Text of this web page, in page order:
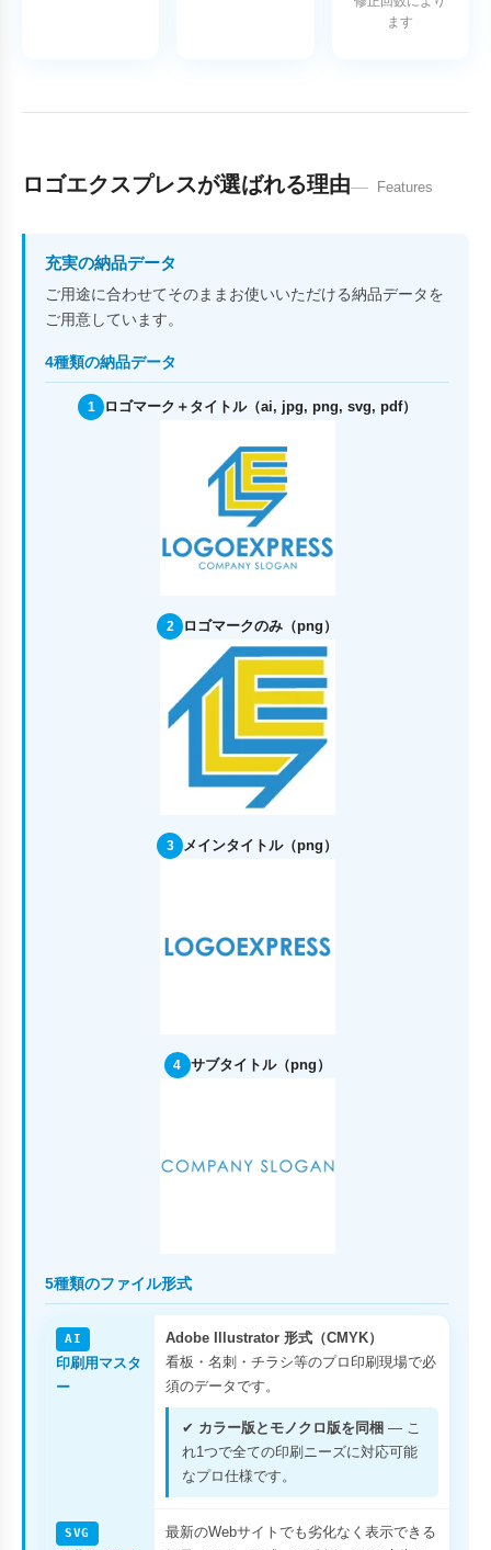
ます
ロゴエクスプレスが選ばれる理由 Features
充実の納品データ
ご用途に合わせてそのままお使いいただける納品データを
ご用意しています。
4種類の納品データ
1 ロゴマーク＋タイトル（ai, jpg, png, svg, pdf）
2 ロゴマークのみ（png）
3 メインタイトル（png）
4 サブタイトル（png）
5種類のファイル形式
AI
印刷用マスタ
ー
Adobe Illustrator 形式（CMYK）
看板・名刺・チラシ等のプロ印刷現場で必
須のデータです。
✔ カラー版とモノクロ版を同梱 — こ
れ1つで全ての印刷ニーズに対応可能
なプロ仕様です。
SVG
最新のWebサイトでも劣化なく表示できる